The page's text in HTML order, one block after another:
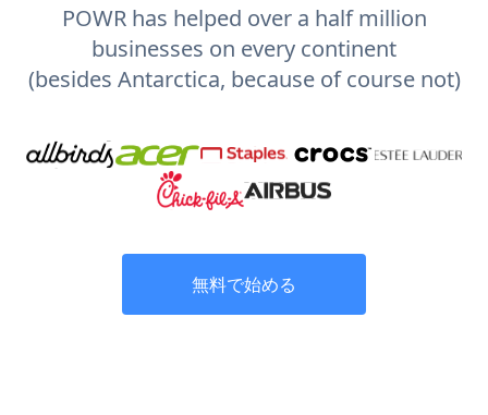
POWR has helped over a half million
businesses on every continent
(besides Antarctica, because of course not)
無料で始める